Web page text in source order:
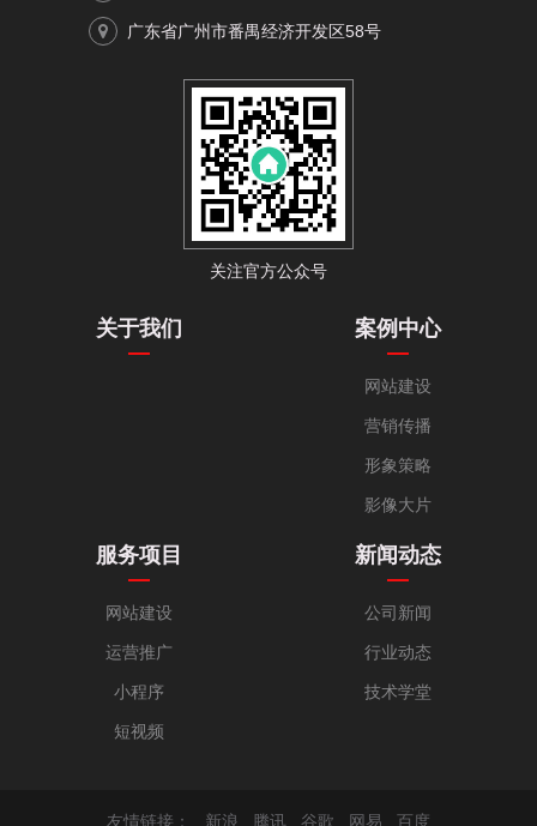
广东省广州市番禺经济开发区58号
关注官方公众号
关于我们 案例中心
网站建设
营销传播
形象策略
影像大片
服务项目
网站建设
运营推广
小程序
短视频
新闻动态
公司新闻
行业动态
技术学堂
友情链接： 新浪 腾讯 谷歌 网易 百度